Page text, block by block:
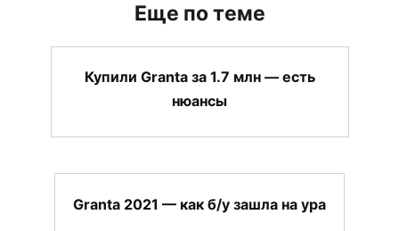
Еще по теме
Купили Granta за 1.7 млн — есть
нюансы
Granta 2021 — как б/у зашла на ура